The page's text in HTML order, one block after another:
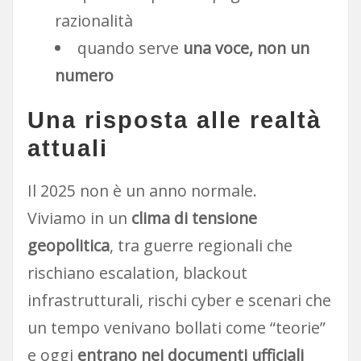
razionalità
quando serve una voce, non un
numero
Una risposta alle realtà
attuali
Il 2025 non è un anno normale.
Viviamo in un clima di tensione
geopolitica, tra guerre regionali che
rischiano escalation, blackout
infrastrutturali, rischi cyber e scenari che
un tempo venivano bollati come “teorie”
e oggi entrano nei documenti ufficiali